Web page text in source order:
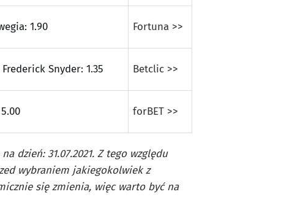
1.90 Fortuna >>
Snyder: 1.35 Betclic >>
forBET >>
dzień: 31.07.2021. Z tego względu
wybraniem jakiegokolwiek z
się zmienia, więc warto być na